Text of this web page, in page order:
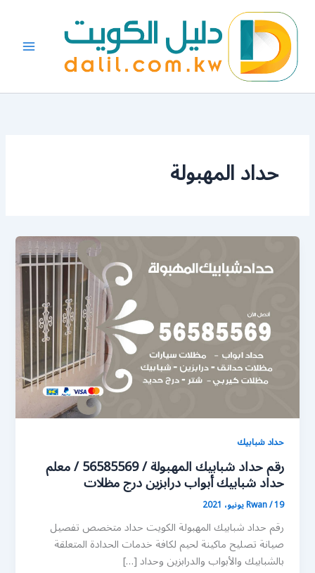
المحتوى
حداد المهبولة
حداد شبابيك
رقم حداد شبابيك المهبولة / 56585569 / معلم
حداد شبابيك أبواب درابزين درج مظلات
Rwan/19 يونيو، 2021
رقم حداد شبابيك المهبولة الكويت حداد متخصص تفصيل
صيانة تصليح ماكينة لحيم لكافة خدمات الحدادة المتعلقة
بالشبابيك والأبواب والدرابزين وحداد […]